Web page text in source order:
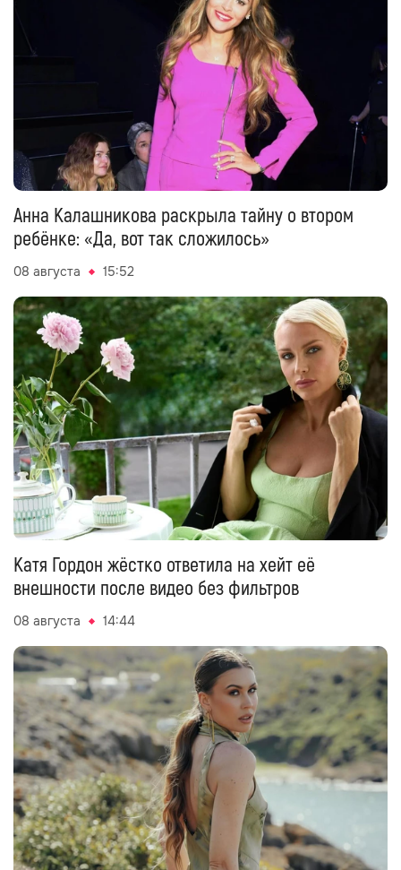
Анна Калашникова раскрыла тайну о втором
ребёнке: «Да, вот так сложилось»
08 августа 15:52
Катя Гордон жёстко ответила на хейт её
внешности после видео без фильтров
08 августа 14:44